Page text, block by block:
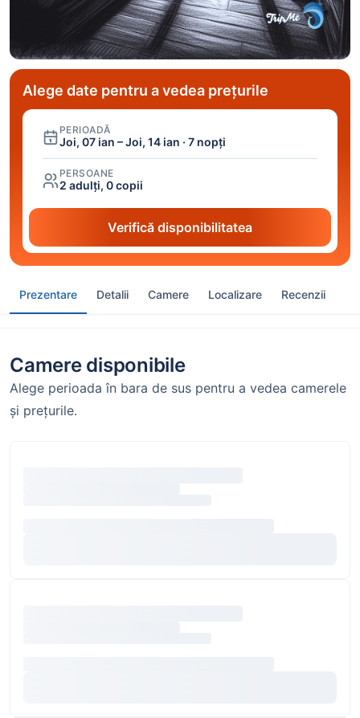
Alege date pentru a vedea prețurile
PERIOADĂ
Joi, 07 ian – Joi, 14 ian · 7 nopți
PERSOANE
2 adulți, 0 copii
Verifică disponibilitatea
Prezentare Detalii Camere Localizare Recenzii
Camere disponibile
Alege perioada în bara de sus pentru a vedea camerele
și prețurile.